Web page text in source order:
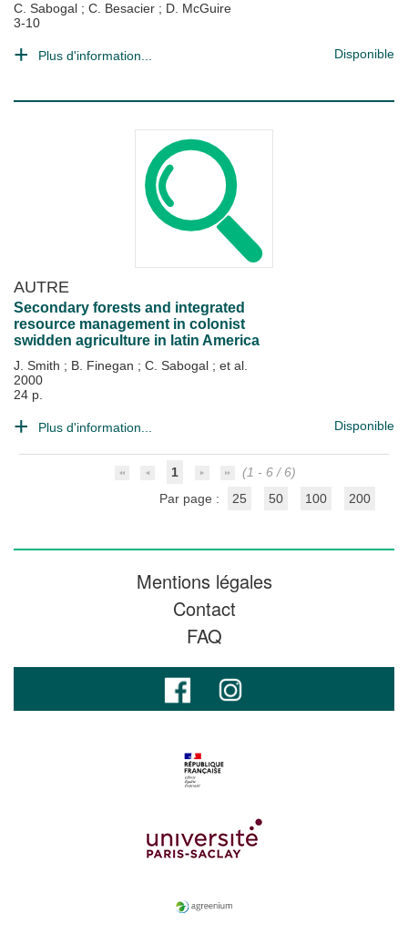
C. Sabogal ; C. Besacier ; D. McGuire
3-10
Plus d'information... Disponible
AUTRE
Secondary forests and integrated
resource management in colonist
swidden agriculture in latin America
J. Smith ; B. Finegan ; C. Sabogal ; et al.
2000
24 p.
Plus d'information... Disponible
1
(1 - 6 / 6)
Par page :
25 50 100 200
Mentions légales
Contact
FAQ